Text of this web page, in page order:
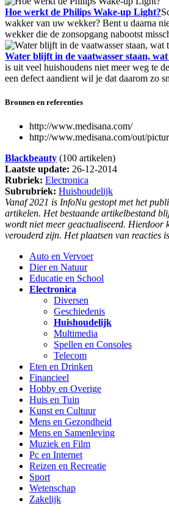
Hoe werkt de Philips Wake-up Light?
wakker van uw wekker? Bent u daarna
wekker die de zonsopgang nabootst
Water blijft in de vaatwasser staan, wat
is uit veel huishoudens niet meer weg te
een defect aandient wil je dat daarom zo
Bronnen en referenties
http://www.medisana.com/
http://www.medisana.com/out/
Blackbeauty (100 artikelen)
Laatste update: 26-12-2014
Rubriek: Electronica
Subrubriek: Huishoudelijk
Vanaf 2021 is InfoNu gestopt met het
artikelen. Het bestaande artikelbestand
wordt niet meer geactualiseerd. Hierdoor
verouderd zijn. Het plaatsen van reacties
Auto en Vervoer
Dier en Natuur
Educatie en School
Electronica
Diversen
Geschiedenis
Huishoudelijk
Multimedia
Spellen en Consoles
Telecom
Eten en Drinken
Financieel
Hobby en Overige
Huis en Tuin
Kunst en Cultuur
Mens en Gezondheid
Mens en Samenleving
Muziek en Film
Pc en Internet
Reizen en Recreatie
Sport
Wetenschap
Zakelijk